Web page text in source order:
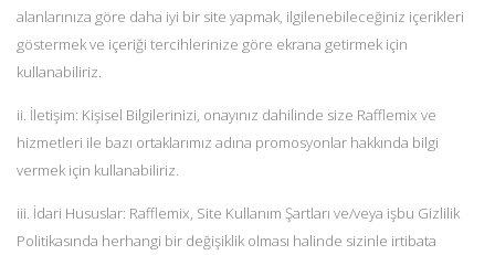
alanlarınıza göre daha iyi bir site yapmak, ilgilenebileceğiniz içerikleri
göstermek ve içeriği tercihlerinize göre ekrana getirmek için
kullanabiliriz.
ii. İletişim: Kişisel Bilgilerinizi, onayınız dahilinde size Rafflemix ve
hizmetleri ile bazı ortaklarımız adına promosyonlar hakkında bilgi
vermek için kullanabiliriz.
iii. İdari Hususlar: Rafflemix, Site Kullanım Şartları ve/veya işbu Gizlilik
Politikasında herhangi bir değişiklik olması halinde sizinle irtibata